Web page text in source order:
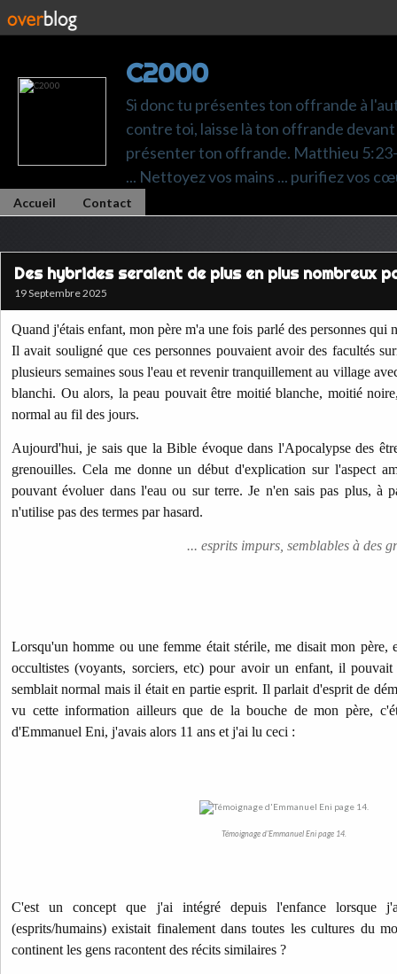
C2000
Si donc tu présentes ton offrande à
contre toi, laisse là ton offrande
présenter ton offrande. Matthieu 5:23-
... Nettoyez vos mains ... purifiez vos
Accueil Contact
Des hybrides seraient de plus en plus nombreux
19 Septembre 2025
Quand j'étais enfant, mon père m'a une fois parlé des personnes qui
Il avait souligné que ces personnes pouvaient avoir des facultés
plusieurs semaines sous l'eau et revenir tranquillement au village
blanchi. Ou alors, la peau pouvait être moitié blanche, moitié
normal au fil des jours.
Aujourd'hui, je sais que la Bible évoque dans l'Apocalypse des
grenouilles. Cela me donne un début d'explication sur l'aspect
pouvant évoluer dans l'eau ou sur terre.Je n'en sais pas plus, à
n'utilise pas des termes par hasard.
... esprits impurs, semblables à des
Lorsqu'un homme ou une femme était stérile, me disait mon
occultistes (voyants, sorciers, etc) pour avoir un enfant, il
semblait normal mais il était en partie esprit. Il parlait d'esprit de
vu cette information ailleurs que de la bouche de mon père,
d'Emmanuel Eni, j'avais alors 11 ans et j'ai lu ceci :
Témoignage d'Emmanuel Eni page 14.
C'est un concept que j'ai intégré depuis l'enfance lorsque
(esprits/humains) existait finalement dans toutes les cultures du
continent les gens racontent des récits similaires ?